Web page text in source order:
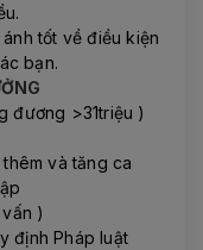
tốt về điều kiện
bạn.
đương >31triệu )
và tăng ca
)
định Pháp luật